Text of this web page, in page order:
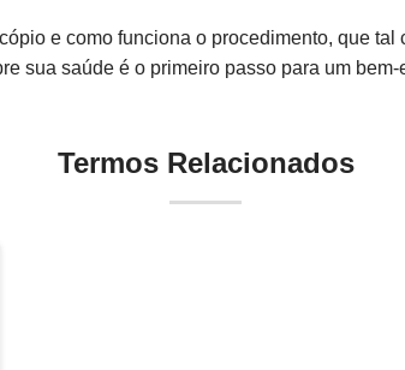
e como funciona o procedimento, que tal
sua saúde é o primeiro passo para um bem-
Termos Relacionados